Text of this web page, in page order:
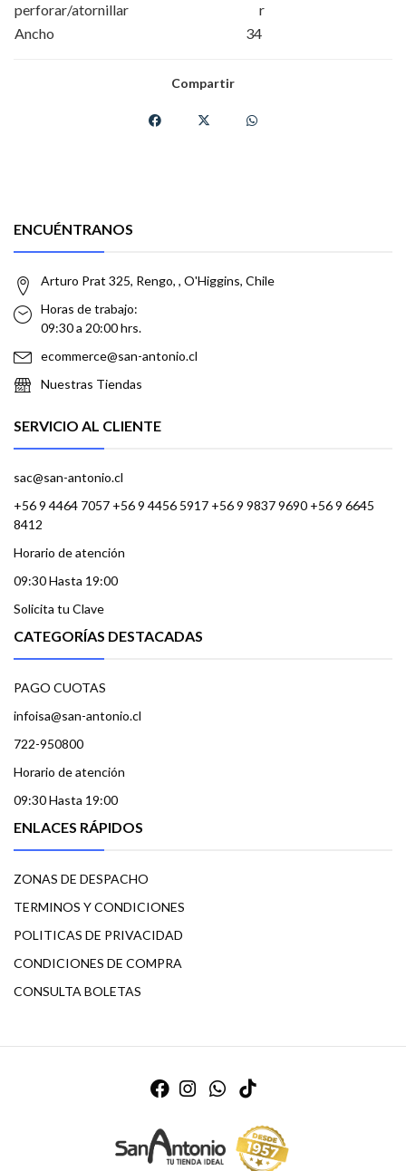
perforar/atornillar
r
Ancho
34
Compartir
ENCUÉNTRANOS
Arturo Prat 325, Rengo, , O'Higgins, Chile
Horas de trabajo:
09:30 a 20:00 hrs.
ecommerce@san-antonio.cl
Nuestras Tiendas
SERVICIO AL CLIENTE
sac@san-antonio.cl
+56 9 4464 7057 +56 9 4456 5917 +56 9 9837 9690 +56 9 6645
8412
Horario de atención
09:30 Hasta 19:00
Solicita tu Clave
CATEGORÍAS DESTACADAS
PAGO CUOTAS
infoisa@san-antonio.cl
722-950800
Horario de atención
09:30 Hasta 19:00
ENLACES RÁPIDOS
ZONAS DE DESPACHO
TERMINOS Y CONDICIONES
POLITICAS DE PRIVACIDAD
CONDICIONES DE COMPRA
CONSULTA BOLETAS